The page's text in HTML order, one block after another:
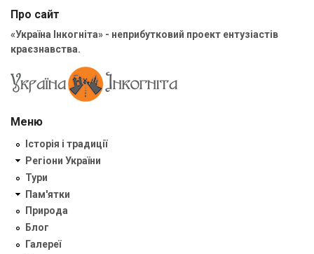
Про сайт
«Україна Інкогніта» - неприбутковий проект ентузіастів
краєзнавства.
Меню
Історія і традиції
Регіони України
Тури
Пам'ятки
Природа
Блог
Галереї